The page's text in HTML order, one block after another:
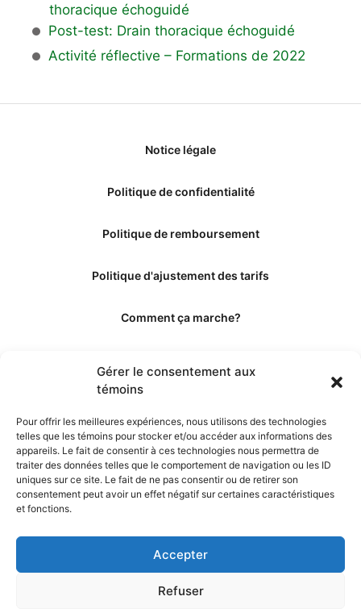
Gérer le consentement aux
témoins
Pour offrir les meilleures expériences, nous utilisons des technologies
telles que les témoins pour stocker et/ou accéder aux informations des
appareils. Le fait de consentir à ces technologies nous permettra de
traiter des données telles que le comportement de navigation ou les ID
uniques sur ce site. Le fait de ne pas consentir ou de retirer son
consentement peut avoir un effet négatif sur certaines caractéristiques
et fonctions.
Accepter
Refuser
thoracique échoguidé
Post-test: Drain thoracique échoguidé
Activité réflective – Formations de 2022
Notice légale
Politique de confidentialité
Politique de remboursement
Politique d'ajustement des tarifs
Comment ça marche?
Les éditeurs
Les experts et collaborateurs